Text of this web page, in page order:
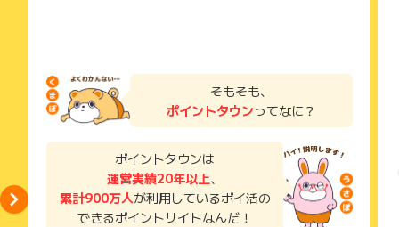
了などのメールは、ポイント獲得するまで必ず保管してくださ
獲得待ち・獲得失敗の状態でお問い合わせされる際に、該当の
メールを送っていただく場合がございます。
そのため、紛失・破棄された場合は対応いたしかねますので、
ご注意ください。
(※) SafariやChromeなどwebサイトを表示するアプリのこと
そもそも、
ポイントタウンってなに？
ポイントタウンは
運営実績20年以上、
累計900万人が利用しているポイ活の
できるポイントサイトなんだ！